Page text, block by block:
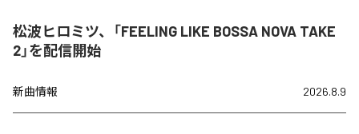
松波ヒロミツ、「FEELING LIKE BOSSA NOVA TAKE
2」を配信開始
新曲情報 2026.8.9